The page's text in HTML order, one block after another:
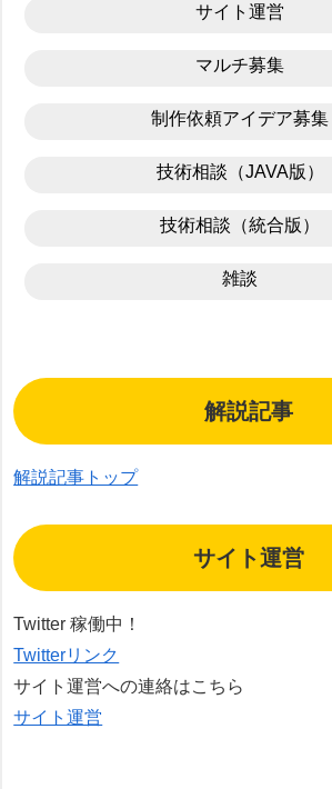
サイト運営
マルチ募集
制作依頼アイデア募集
技術相談（JAVA版）
技術相談（統合版）
雑談
解説記事
解説記事トップ
サイト運営
Twitter 稼働中！
Twitterリンク
サイト運営への連絡はこちら
サイト運営